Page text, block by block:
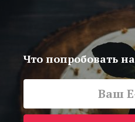
Что попробовать